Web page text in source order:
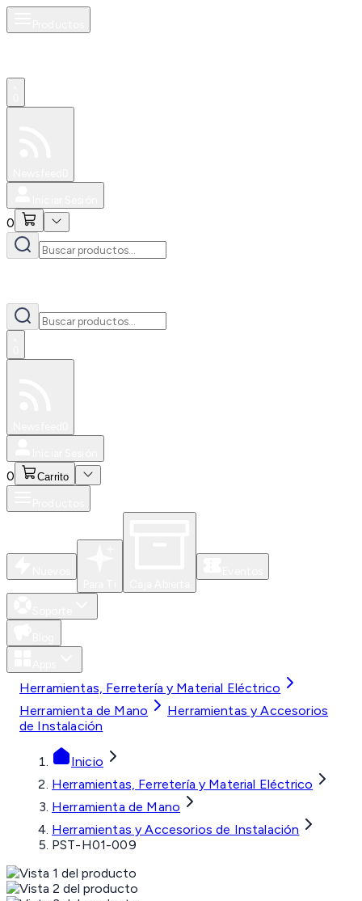
0
0 Carrito
Herramientas, Ferretería y Material Eléctrico
Herramienta de Mano
Herramientas y Accesorios
de Instalación
Inicio
Herramientas, Ferretería y Material Eléctrico
Herramienta de Mano
Herramientas y Accesorios de Instalación
PST-H01-009